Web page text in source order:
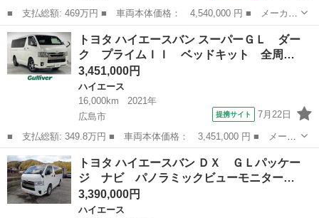
■ 支払総額: 469万円 ■ 車両本体価格： 4,540,000 円 ■ メーカー
名： トヨタ ■ 車種名： ハイエースワゴン ■ グレード名： グ
ランドキャビン 登録済未使用車 禁煙車 １０人乗り 左側電動ス
ライドドア...
広島 広島市 ハイエース
トヨタ ハイエースバン スーパーＧＬ ダー
ク プライムＩＩ ベッドキット 全周…
3,451,000円
ハイエース
16,000km
2021年
広島市
提携サイト 7月22日
■ 支払総額: 349.8万円 ■ 車両本体価格： 3,451,000 円 ■ メーカ
ー名： トヨタ ■ 車種名： ハイエースバン ■ グレード名： ス
ーパーＧＬ ダーク プライムＩＩ ベッドキット 全周囲カメラ
両側パワ...
広島 広島市 ハイエース
トヨタ ハイエースバン ＤＸ ＧＬパッケー
ジ ナビ パノラミックビューモニター…
3,390,000円
ハイエース